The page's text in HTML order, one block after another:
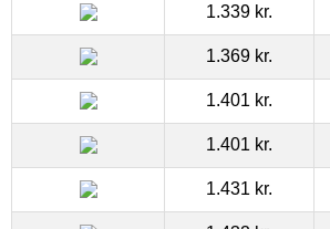
1.339 kr.
1.369 kr.
1.401 kr.
1.401 kr.
1.431 kr.